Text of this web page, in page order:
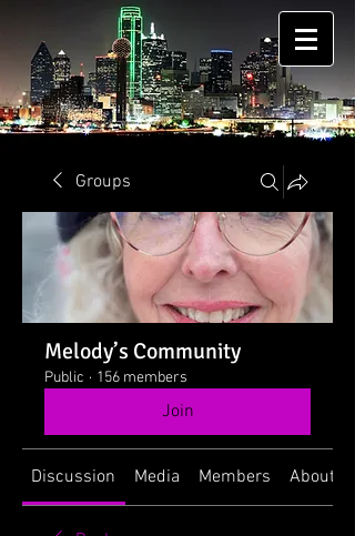
Groups
Melody’s Community
Public · 156 members
Join
Discussion Media Members About